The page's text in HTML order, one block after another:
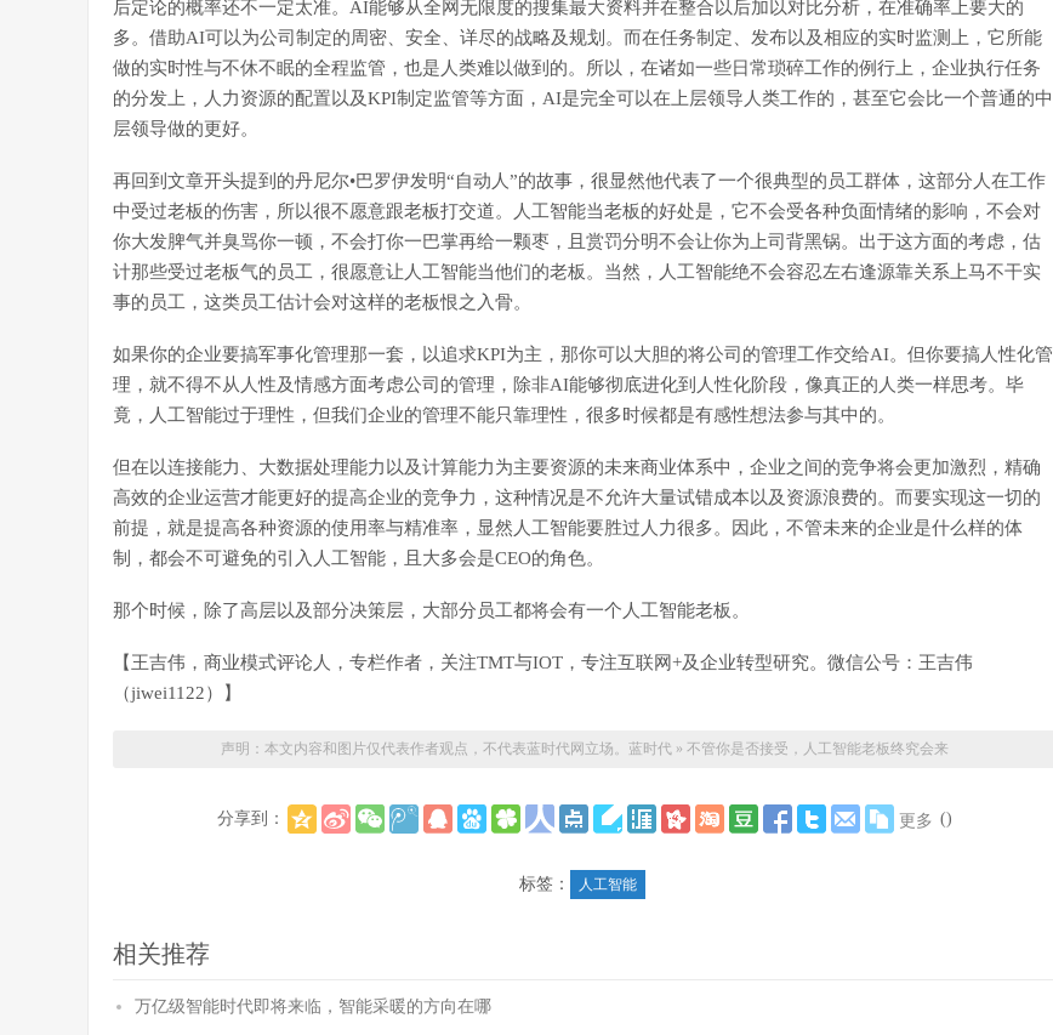
后定论的概率还不一定太准。AI能够从全网无限度的搜集最大资料并在整合以后加以对比分析，在准确率上要大的
多。借助AI可以为公司制定的周密、安全、详尽的战略及规划。而在任务制定、发布以及相应的实时监测上，它所能
做的实时性与不休不眠的全程监管，也是人类难以做到的。所以，在诸如一些日常琐碎工作的例行上，企业执行任务
的分发上，人力资源的配置以及KPI制定监管等方面，AI是完全可以在上层领导人类工作的，甚至它会比一个普通的中
层领导做的更好。
再回到文章开头提到的丹尼尔•巴罗伊发明“自动人”的故事，很显然他代表了一个很典型的员工群体，这部分人在工作
中受过老板的伤害，所以很不愿意跟老板打交道。人工智能当老板的好处是，它不会受各种负面情绪的影响，不会对
你大发脾气并臭骂你一顿，不会打你一巴掌再给一颗枣，且赏罚分明不会让你为上司背黑锅。出于这方面的考虑，估
计那些受过老板气的员工，很愿意让人工智能当他们的老板。当然，人工智能绝不会容忍左右逢源靠关系上马不干实
事的员工，这类员工估计会对这样的老板恨之入骨。
如果你的企业要搞军事化管理那一套，以追求KPI为主，那你可以大胆的将公司的管理工作交给AI。但你要搞人性化管
理，就不得不从人性及情感方面考虑公司的管理，除非AI能够彻底进化到人性化阶段，像真正的人类一样思考。毕
竟，人工智能过于理性，但我们企业的管理不能只靠理性，很多时候都是有感性想法参与其中的。
但在以连接能力、大数据处理能力以及计算能力为主要资源的未来商业体系中，企业之间的竞争将会更加激烈，精确
高效的企业运营才能更好的提高企业的竞争力，这种情况是不允许大量试错成本以及资源浪费的。而要实现这一切的
前提，就是提高各种资源的使用率与精准率，显然人工智能要胜过人力很多。因此，不管未来的企业是什么样的体
制，都会不可避免的引入人工智能，且大多会是CEO的角色。
那个时候，除了高层以及部分决策层，大部分员工都将会有一个人工智能老板。
【王吉伟，商业模式评论人，专栏作者，关注TMT与IOT，专注互联网+及企业转型研究。微信公号：王吉伟
（jiwei1122）】
声明：本文内容和图片仅代表作者观点，不代表蓝时代网立场。 蓝时代 » 不管你是否接受，人工智能老板终究会来
分享到： 更多 ()
标签： 人工智能
相关推荐
万亿级智能时代即将来临，智能采暖的方向在哪